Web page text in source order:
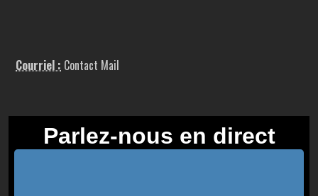
Courriel : Contact Mail